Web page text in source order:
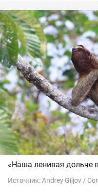
«Наша ленивая дольче
Источник:Andrey Giljov /